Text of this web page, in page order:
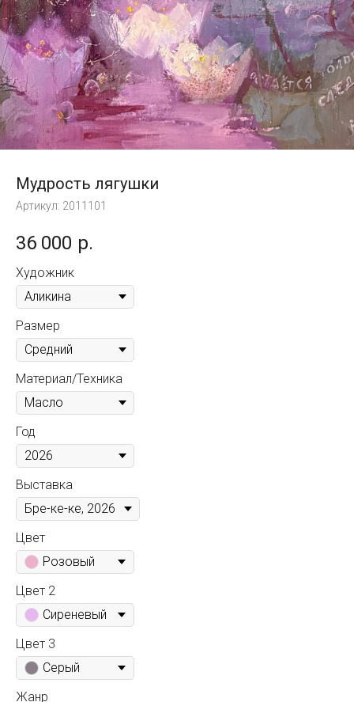
Мудрость лягушки
Артикул: 2011101
36 000 р.
Художник
Размер
Материал/Техника
Год
Выставка
Цвет
Розовый
Цвет 2
Сиреневый
Цвет 3
Серый
Жанр